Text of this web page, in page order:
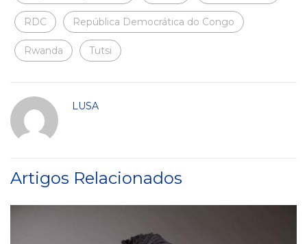
RDC República Democrática do Congo
Rwanda Tutsi
LUSA
Artigos Relacionados